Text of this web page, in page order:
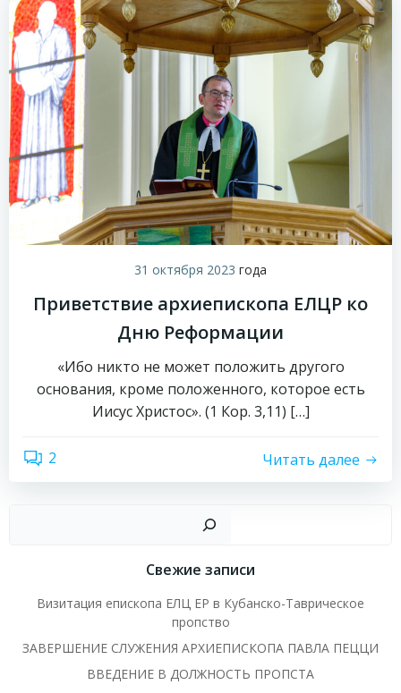
31 октября 2023 года
Приветствие архиепископа ЕЛЦР ко
Дню Реформации
«Ибо никто не может положить другого
основания, кроме положенного, которое есть
Иисус Христос». (1 Кор. 3,11) […]
2 Читать далее
Свежие записи
Визитация епископа ЕЛЦ ЕР в Кубанско-Таврическое
пропство
ЗАВЕРШЕНИЕ СЛУЖЕНИЯ АРХИЕПИСКОПА ПАВЛА ПЕЦЦИ
ВВЕДЕНИЕ В ДОЛЖНОСТЬ ПРОПСТА